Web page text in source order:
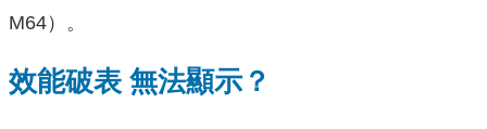
M64）。
效能破表 無法顯示？